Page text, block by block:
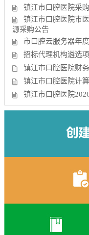
镇江市口腔医院采
镇江市口腔医院市
源采购公告
市口腔云服务器年
招标代理机构遴选
镇江市口腔医院财
镇江市口腔医院计
镇江市口腔医院